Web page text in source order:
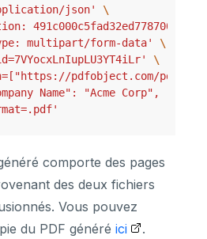
json'
\
multipart/form-data'
\
\
pdfobject.com/pdf/
Name": "Acme Corp",
comporte des pages
des deux fichiers
Vous pouvez
du PDF généré ici .